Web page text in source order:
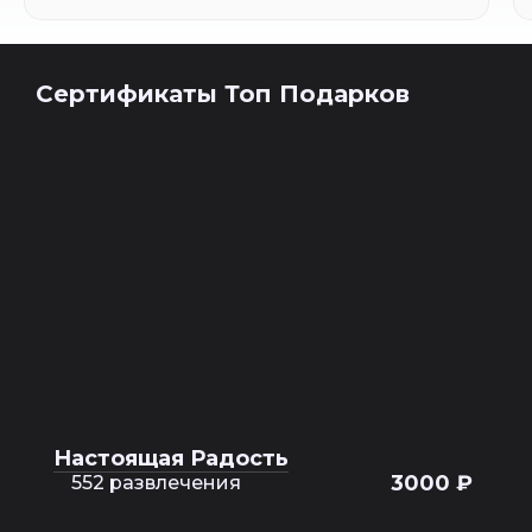
Сертификаты Топ Подарков
Настоящая Радость
552 развлечения 3000 ₽